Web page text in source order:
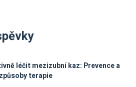
léčit mezizubní kaz: Prevence a
terapie